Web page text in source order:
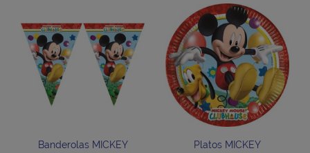
Banderolas MICKEY Platos MICKEY